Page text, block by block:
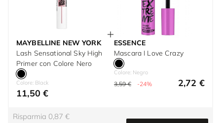
MAYBELLINE NEW YORK
Lash Sensational Sky High
Primer con Colore Nero
Colore: Black
11,50 €
ESSENCE
Mascara I Love Crazy
Colore: Negro
3,59 € -24% 2,72 €
Risparmia 0,87 €